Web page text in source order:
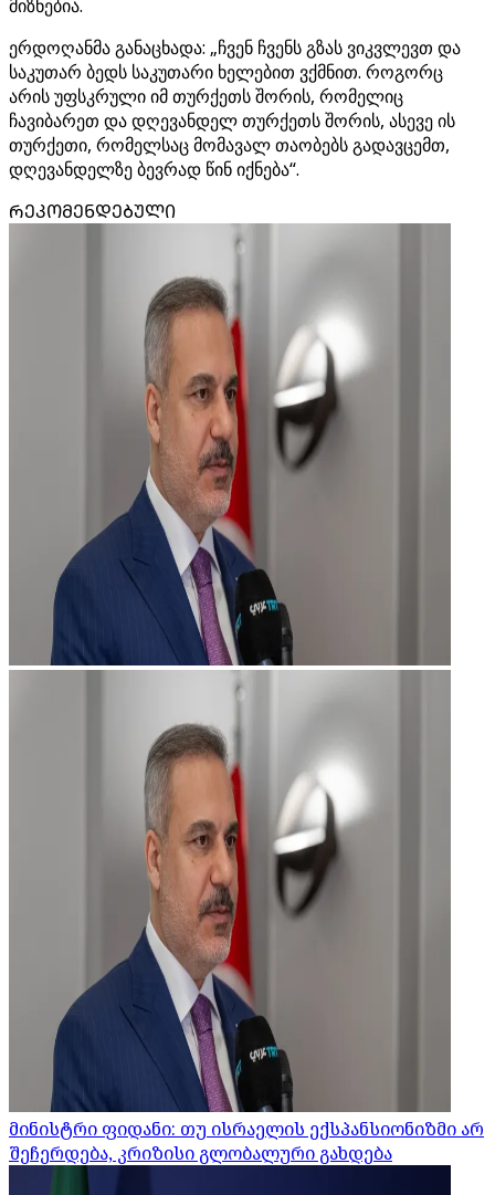
მიზნებია.
ერდოღანმა განაცხადა: „ჩვენ ჩვენს გზას ვიკვლევთ და
საკუთარ ბედს საკუთარი ხელებით ვქმნით. როგორც
არის უფსკრული იმ თურქეთს შორის, რომელიც
ჩავიბარეთ და დღევანდელ თურქეთს შორის, ასევე ის
თურქეთი, რომელსაც მომავალ თაობებს გადავცემთ,
დღევანდელზე ბევრად წინ იქნება“.
ᲠᲔᲙᲝᲛᲔᲜᲓᲔᲑᲣᲚᲘ
მინისტრი ფიდანი: თუ ისრაელის ექსპანსიონიზმი არ
შეჩერდება, კრიზისი გლობალური გახდება